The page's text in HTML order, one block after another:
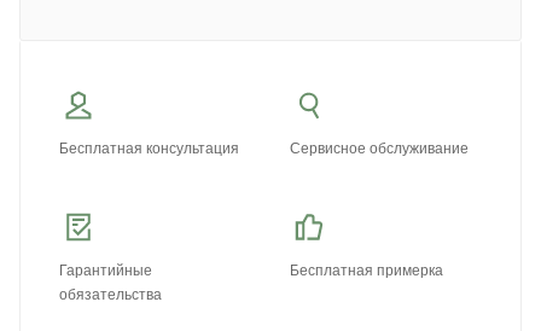
Бесплатная консультация Сервисное обслуживание
Гарантийные
обязательства
Бесплатная примерка